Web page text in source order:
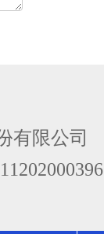
有限公司